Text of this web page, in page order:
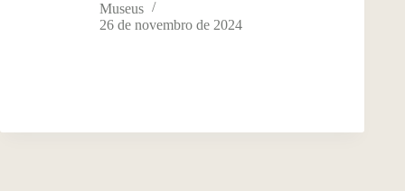
Museus
26 de novembro de 2024